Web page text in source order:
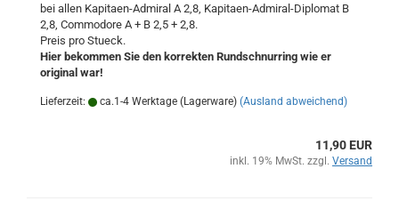
bei allen Kapitaen-Admiral A 2,8, Kapitaen-Admiral-Diplomat B
2,8, Commodore A + B 2,5 + 2,8.
Preis pro Stueck.
Hier bekommen Sie den korrekten Rundschnurring wie er
original war!
Lieferzeit: ca.1-4 Werktage (Lagerware) (Ausland abweichend)
11,90 EUR
inkl. 19% MwSt. zzgl. Versand